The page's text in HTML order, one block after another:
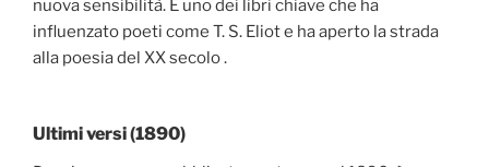
nuova sensibilità. È uno dei libri chiave che ha
influenzato poeti come T. S. Eliot e ha aperto la strada
alla poesia del XX secolo .
Ultimi versi (1890)